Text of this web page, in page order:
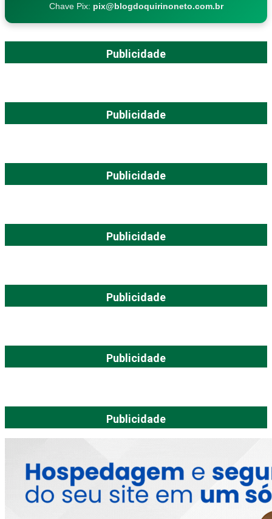
Chave Pix: pix@blogdoquirinoneto.com.br
Publicidade
Publicidade
Publicidade
Publicidade
Publicidade
Publicidade
Publicidade